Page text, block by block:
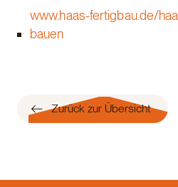
www.haas-fertigbau.de/
bauen
Zurück zur Übersicht